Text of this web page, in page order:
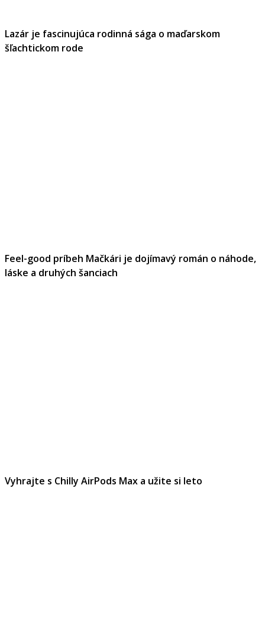
Lazár je fascinujúca rodinná sága o maďarskom
šľachtickom rode
Feel-good príbeh Mačkári je dojímavý román o náhode,
láske a druhých šanciach
Vyhrajte s Chilly AirPods Max a užite si leto